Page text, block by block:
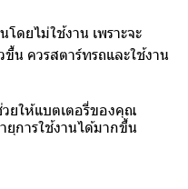
ดยไม่ใช้งาน เพราะจะ
น ควรสตาร์ทรถและใช้งาน
ยให้แบตเตอรี่ของคุณ
การใช้งานได้มากขึ้น